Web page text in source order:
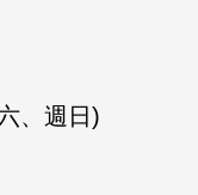
、週日)